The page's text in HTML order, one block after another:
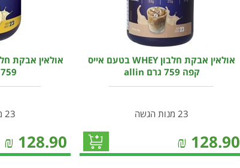
אולאין אבקת חלבון WHEY בטעם אייס
קפה 759 גרם allin
23 מנות הגשה
128.90
₪
759 גרם allin
23 מנות הגשה
128.90
₪